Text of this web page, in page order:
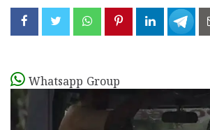
Whatsapp Group